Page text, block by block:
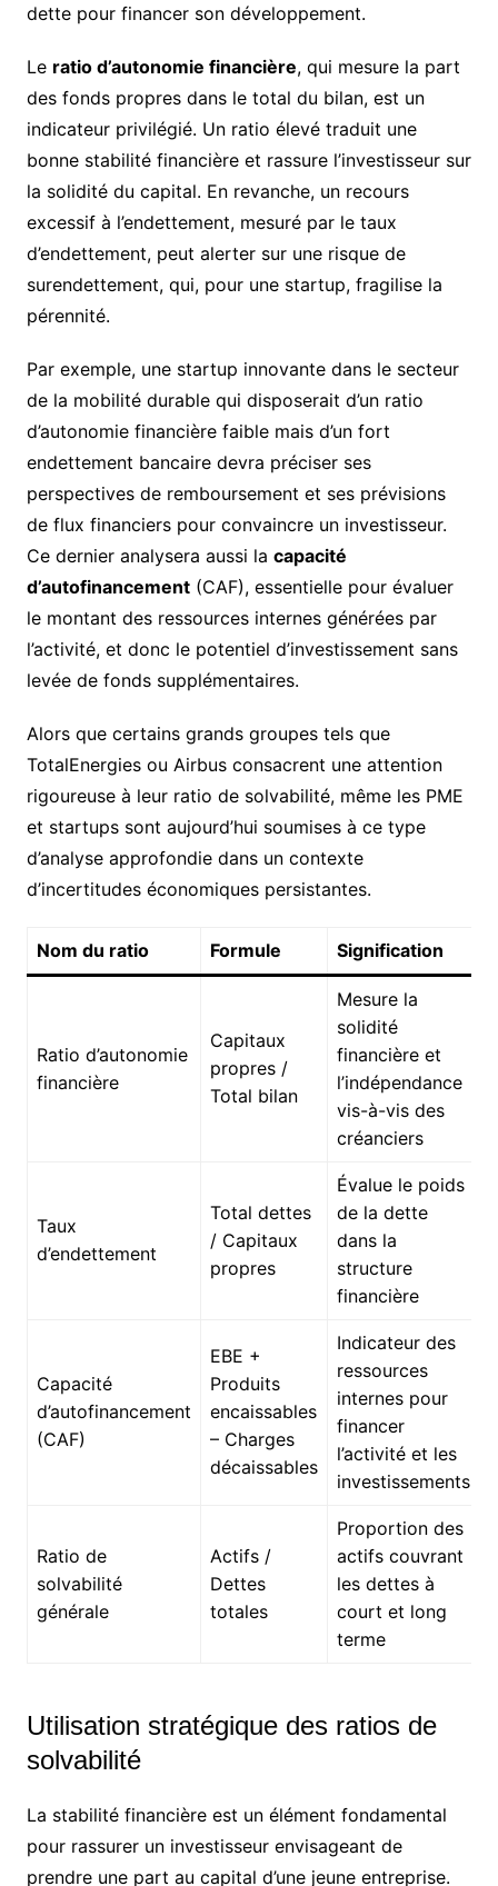
dette pour financer son développement.
Le ratio d’autonomie financière, qui mesure la part
des fonds propres dans le total du bilan, est un
indicateur privilégié. Un ratio élevé traduit une
bonne stabilité financière et rassure l’investisseur sur
la solidité du capital. En revanche, un recours
excessif à l’endettement, mesuré par le taux
d’endettement, peut alerter sur une risque de
surendettement, qui, pour une startup, fragilise la
pérennité.
Par exemple, une startup innovante dans le secteur
de la mobilité durable qui disposerait d’un ratio
d’autonomie financière faible mais d’un fort
endettement bancaire devra préciser ses
perspectives de remboursement et ses prévisions
de flux financiers pour convaincre un investisseur.
Ce dernier analysera aussi la capacité
d’autofinancement(CAF), essentielle pour évaluer
le montant des ressources internes générées par
l’activité, et donc le potentiel d’investissement sans
levée de fonds supplémentaires.
Alors que certains grands groupes tels que
TotalEnergies ou Airbus consacrent une attention
rigoureuse à leur ratio de solvabilité, même les PME
et startups sont aujourd’hui soumises à ce type
d’analyse approfondie dans un contexte
d’incertitudes économiques persistantes.
Nom du ratio Formule Signification
Ratio d’autonomie
financière
Capitaux
propres /
Total bilan
Mesure la
solidité
financière et
l’indépendance
vis-à-vis des
créanciers
Taux
d’endettement
Total dettes
/ Capitaux
propres
Évalue le poids
de la dette
dans la
structure
financière
Capacité
d’autofinancement
(CAF)
EBE +
Produits
encaissables
– Charges
décaissables
Indicateur des
ressources
internes pour
financer
l’activité et les
investissements
Ratio de
solvabilité
générale
Actifs /
Dettes
totales
Proportion des
actifs couvrant
les dettes à
court et long
terme
Utilisation stratégique des ratios de
solvabilité
La stabilité financière est un élément fondamental
pour rassurer un investisseur envisageant de
prendre une part au capital d’une jeune entreprise.